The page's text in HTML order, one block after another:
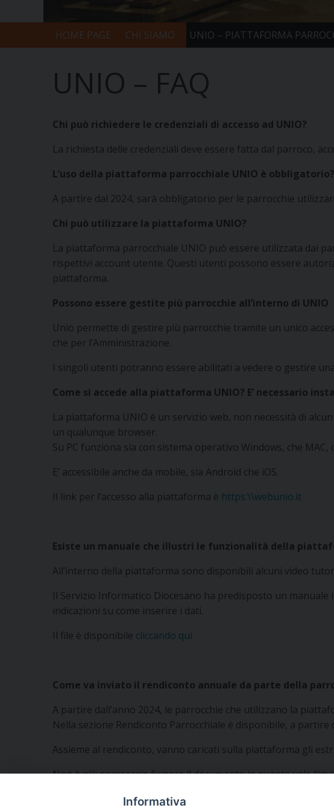
HOME PAGE CHI SIAMO UNIO – PIATTAFORMA
UNIO – FAQ
Chi può richiedere le credenziali di accesso ad UNIO?
La richiesta delle credenziali deve essere fatta dal parroco,
L’uso della piattaforma parrocchiale UNIO è obbligatorio?
A partire dal 2024, sarà obbligatorio per le parrocchie
Chi può utilizzare la piattaforma UNIO?
La piattaforma parrocchiale UNIO può essere utilizzata dai
rispettivi account utente. Questi utenti possono essere
piattaforma.
Possono essere gestite più parrocchie all’interno di UNIO
Unio permette di gestire più parrocchie tramite un unico
che per l’Amministrazione.
I singoli utenti potranno essere abilitati a vedere o gestire
Come si accede alla piattaforma UNIO? E’ necessario
La piattaforma UNIO è un servizio web, non necessità di
un qualunque browser.
Su PC funziona sia con sistema operativo Windows, che MAC,
E’ accessibile anche da mobile, sia Android che iOS.
Il link per l’accesso alla piattaforma è https:\\webunio.it
Esiste un manuale che illustri le funzionalità della
All’interno della piattaforma sono disponibili alcuni video
Il Servizio Informatico Diocesano ha predisposto un
indicazioni su come inserire i dati.
Il file è disponibile cliccando qui
Come va inviato il rendiconto annuale da parte della
A partire dall’anno 2024, le parrocchie che utilizzano la
Nella sezione Rendiconto Parrocchiale è disponibile, a
Assieme al rendiconto, vanno caricati sulla piattaforma gli
Non è più necessario firmare il documento in quanto vale
L’Ufficio Amministrativo Diocesano provvederà a validare i
Informativa